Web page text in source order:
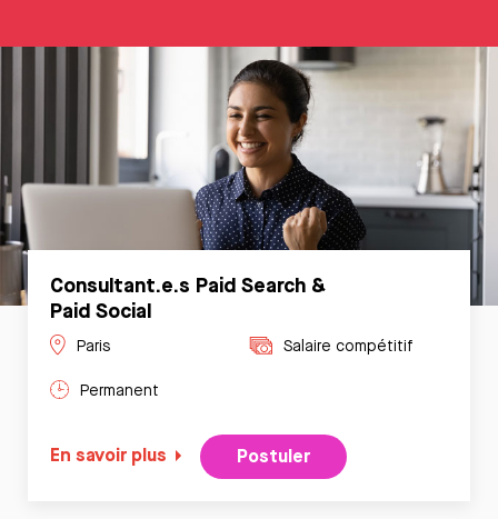
Consultant.e.s Paid Search &
Paid Social
Paris Salaire compétitif
Permanent
En savoir plus Postuler